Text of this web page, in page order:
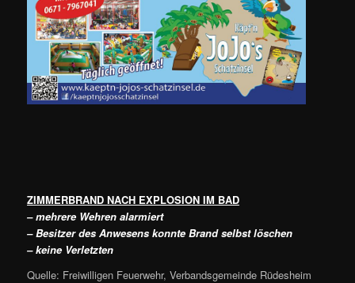
ZIMMERBRAND NACH EXPLOSION IM BAD
– mehrere Wehren alarmiert
– Besitzer des Anwesens konnte Brand selbst löschen
– keine Verletzten
Quelle: Freiwilligen Feuerwehr, Verbandsgemeinde Rüdesheim